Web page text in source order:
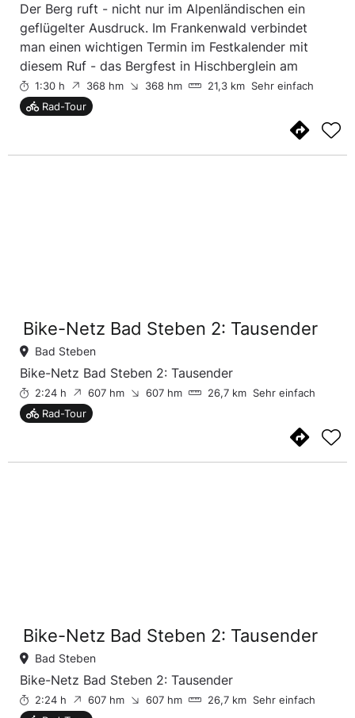
Der Berg ruft - nicht nur im Alpenländischen ein
geflügelter Ausdruck. Im Frankenwald verbindet
man einen wichtigen Termin im Festkalender mit
diesem Ruf - das Bergfest in Hischberglein am
Pfingstwwochenende. Der zu diesem Fest
dazugehörige Berg, auf dem sich der Aussichtsturm
1:30 h 368 hm 368 hm 21,3 km Sehr einfach
Rad-Tour
Bike-Netz Bad Steben 2: Tausender
Bad Steben
Bike-Netz Bad Steben 2: Tausender
2:24 h 607 hm 607 hm 26,7 km Sehr einfach
Rad-Tour
Bike-Netz Bad Steben 2: Tausender
Bad Steben
Bike-Netz Bad Steben 2: Tausender
2:24 h 607 hm 607 hm 26,7 km Sehr einfach